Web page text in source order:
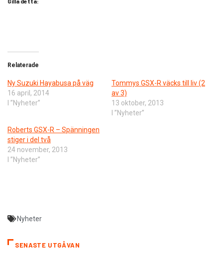
Relaterade
Ny Suzuki Hayabusa på väg
16 april, 2014
I ”Nyheter”
Tommys GSX-R väcks till liv (2
av 3)
13 oktober, 2013
I ”Nyheter”
Roberts GSX-R – Spänningen
stiger i del två
24 november, 2013
I ”Nyheter”
Nyheter
SENASTE UTGÅVAN